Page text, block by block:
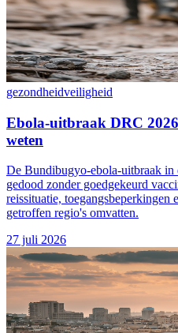
gezondheidveiligheid
Ebola-uitbraak DRC
weten
De Bundibugyo-ebola-uitbraak in
gedood zonder goedgekeurd
reissituatie, toegangsbeperkingen
getroffen regio's omvatten.
27 juli 2026